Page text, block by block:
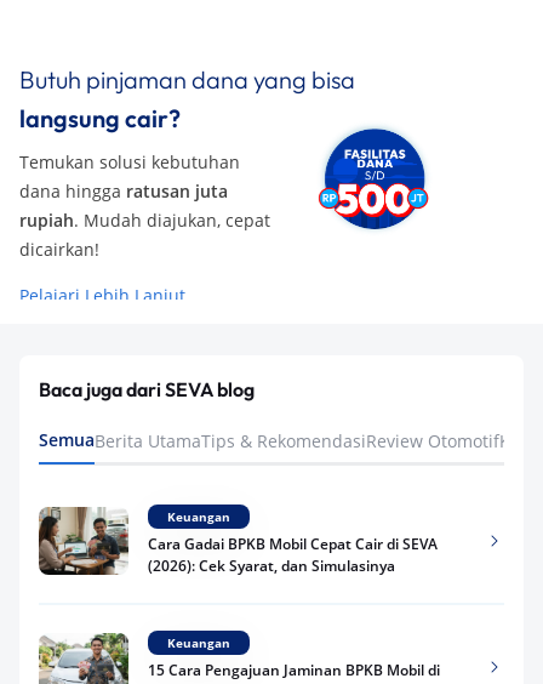
Butuh pinjaman dana yang bisa
langsung cair?
Temukan solusi kebutuhan
dana hingga ratusan juta
rupiah. Mudah diajukan, cepat
dicairkan!
Pelajari Lebih Lanjut
Baca juga dari SEVA blog
SemuaBerita UtamaTips & RekomendasiReview Otomotif
Keuangan
Cara Gadai BPKB Mobil Cepat Cair di SEVA
(2026): Cek Syarat, dan Simulasinya
Keuangan
15 Cara Pengajuan Jaminan BPKB Mobil di